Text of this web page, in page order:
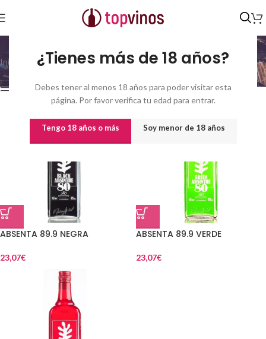
¿Tienes más de 18 años?
Debes tener al menos 18 años para poder visitar esta
página. Por favor verifica tu edad para entrar.
Tengo 18 años o más Soy menor de 18 años
Absenta
Inicio Destilados y licores AbsentaMostrando los 3 resultados
Show sidebar
ABSENTA 89.9 NEGRA
23,07€
ABSENTA 89.9 VERDE
23,07€